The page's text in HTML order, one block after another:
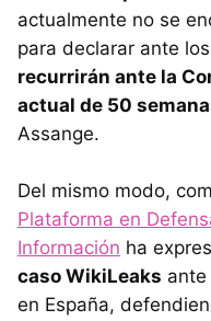
actualmente no se
para declarar ante
recurrirán ante la
actual de 50
Assange.
Del mismo modo,
Plataforma en
Información ha
caso WikiLeaks
en España,